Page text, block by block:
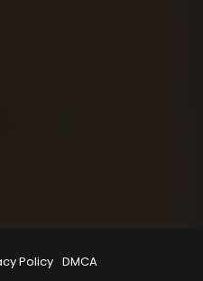
Policy DMCA